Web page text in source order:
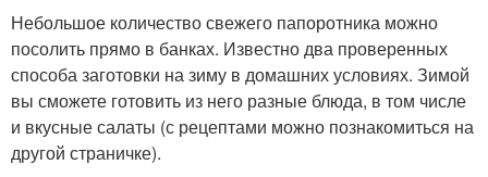
Небольшое количество свежего папоротника можно
посолить прямо в банках. Известно два проверенных
способа заготовки на зиму в домашних условиях. Зимой
вы сможете готовить из него разные блюда, в том числе
и вкусные салаты (с рецептами можно познакомиться на
другой страничке).